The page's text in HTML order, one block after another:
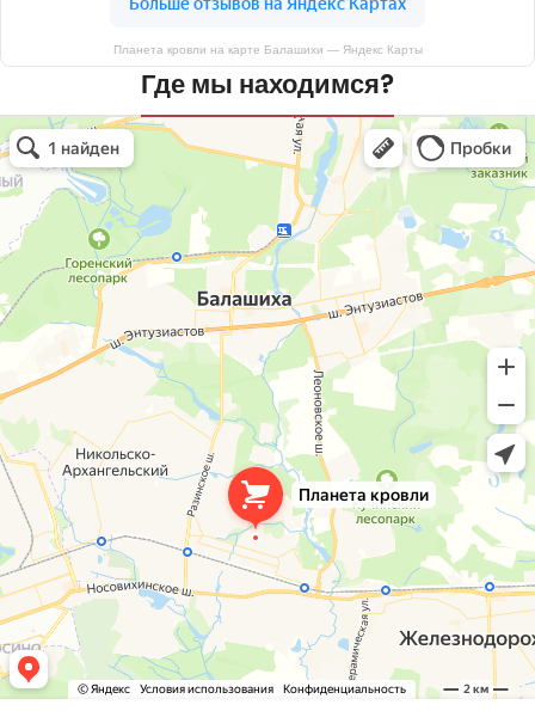
Планета кровли на карте Балашихи — Яндекс Карты
Где мы находимся?
Планета кровли
Кровля и кровельные материалы в Балашихе
Окна в Балашихе